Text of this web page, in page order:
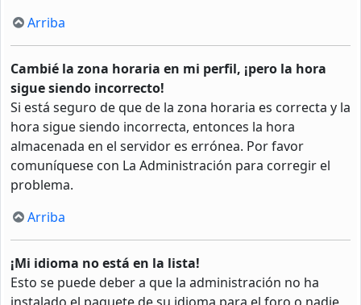
Arriba
Cambié la zona horaria en mi perfil, ¡pero la hora
sigue siendo incorrecto!
Si está seguro de que de la zona horaria es correcta y la
hora sigue siendo incorrecta, entonces la hora
almacenada en el servidor es errónea. Por favor
comuníquese con La Administración para corregir el
problema.
Arriba
¡Mi idioma no está en la lista!
Esto se puede deber a que la administración no ha